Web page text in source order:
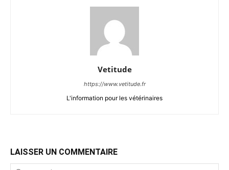
Vetitude
https://www.vetitude.fr
L'information pour les vétérinaires
LAISSER UN COMMENTAIRE